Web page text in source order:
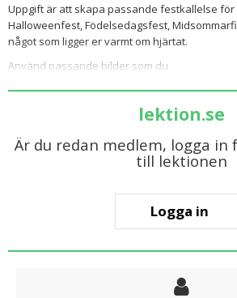
Uppgift är att skapa passande festkallelse för
Halloweenfest, Födelsedagsfest,
något som ligger er varmt om hjärtat.
Använd passande bilder som du
lektion.se
Är du redan medlem, logga
till lektionen
Logga in